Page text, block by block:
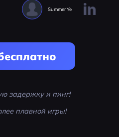
Summer Ye
задержку и пинг!
плавной игры!